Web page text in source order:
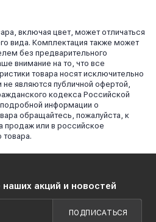
включая цвет, может отличаться
вида. Комплектация также может
без предварительного
внимание на то, что все
товара носят исключительно
являются публичной офертой,
кодекса Российской
информации о
обращайтесь, пожалуйста, к
продаж или в российское
товара.
наших акций и новостей
ПОДПИСАТЬСЯ